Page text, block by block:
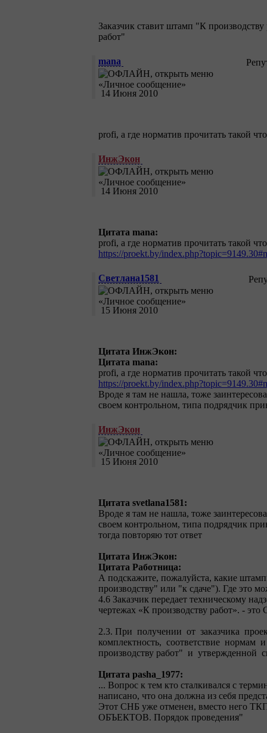
Заказчик ставит штамп "К
работ"
mana
14 Июня 2010
profi, а где норматив прочитать такой
ИнжЭкон
14 Июня 2010
Цитата mana:
profi, а где норматив прочитать такой
https://proekt.by/
Светлана1581
15 Июня 2010
Цитата ИнжЭкон:
Цитата mana:
profi, а где норматив прочитать такой
https://proekt.by/
Вроде я там не нашла, тоже
своем контрольном, типа подрядчик
ИнжЭкон
15 Июня 2010
Цитата svetlana1581:
Вроде я там не нашла, тоже
своем контрольном, типа подрядчик
тогда повторяю тот ответ
Цитата ИнжЭкон:
Цитата Работница:
А подскажите, пожалуйста, какие
производству" или "к сдаче"). Где это
4.6 Заказчик передает техническому
чертежах «К производству работ». -
2.3. При получении от заказчика
комплектность, соответствие нормам
производству работ" и утвержденной
Цитата pasha_1977:
... Вопрос к тем кто сталкивался с
написано, что она должна из себя
Этот СНБ уже отменен, вместо
ОБЪЕКТОВ. Порядок проведения"